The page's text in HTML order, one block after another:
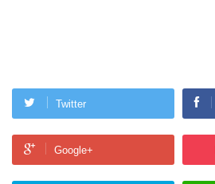
Twitter
Google+